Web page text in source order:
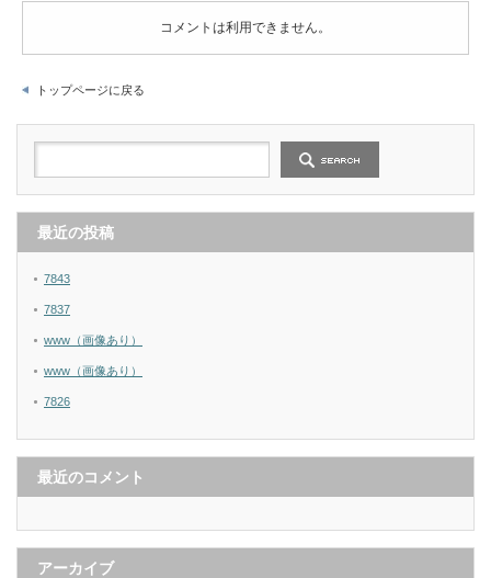
コメントは利用できません。
トップページに戻る
最近の投稿
7843
7837
www（画像あり）
www（画像あり）
7826
最近のコメント
アーカイブ